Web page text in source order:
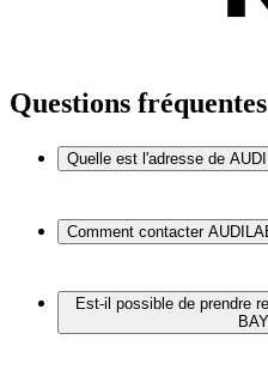
Questions fréquentes
Quelle est l'adresse de
Bayonne
Comment contacter
téléphone au 05 59 59 26
Est-il possible de prendre